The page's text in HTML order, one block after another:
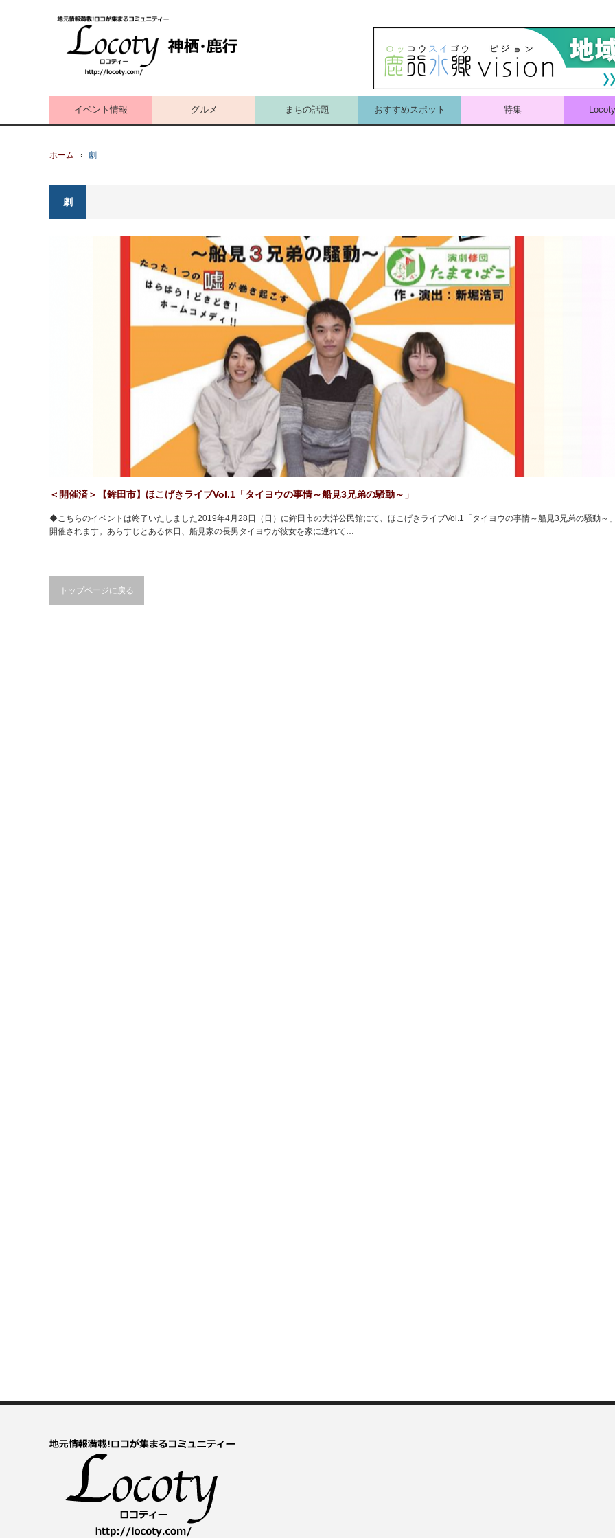
イベント情報 グルメ まちの話題 おすすめスポット 特集
ホーム 劇
劇
＜開催済＞【鉾田市】ほこげきライブVol.1「タイヨウの事情～船見3兄弟の騒動～」
◆こちらのイベントは終了いたしました2019年4月28日（日）に鉾田市の大洋公民館にて、ほこげきライブVol.1「タイヨウの事情～船見3兄弟の騒動～
開催されます。あらすじとある休日、船見家の長男タイヨウが彼女を家に連れて…
トップページに戻る